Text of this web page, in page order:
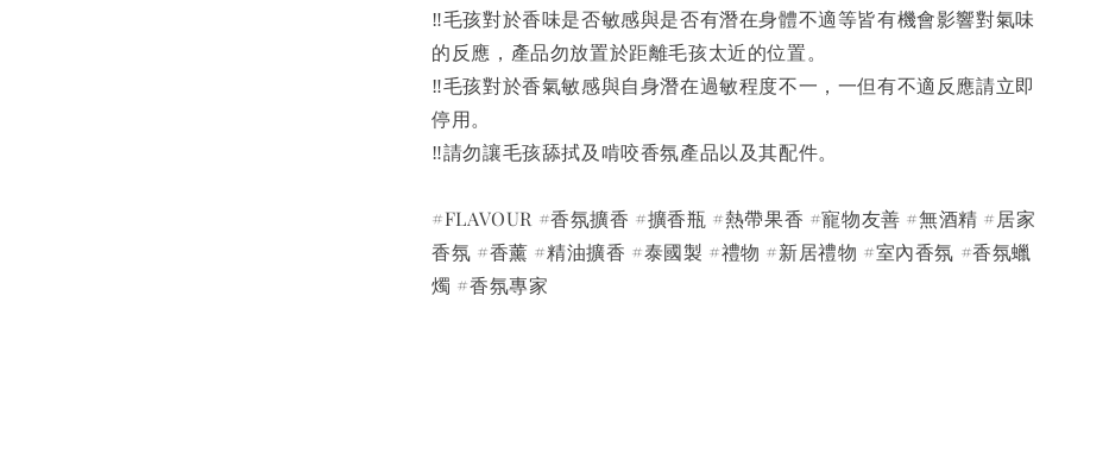
‼️毛孩對於香味是否敏感與是否有潛在身體不適等皆有機會影響對氣味
的反應，產品勿放置於距離毛孩太近的位置。
‼️毛孩對於香氣敏感與自身潛在過敏程度不一，一但有不適反應請立即
停用。
‼️請勿讓毛孩舔拭及啃咬香氛產品以及其配件。
#FLAVOUR #香氛擴香 #擴香瓶 #熱帶果香 #寵物友善 #無酒精 #居家
香氛 #香薰 #精油擴香 #泰國製 #禮物 #新居禮物 #室內香氛 #香氛蠟
燭 #香氛專家